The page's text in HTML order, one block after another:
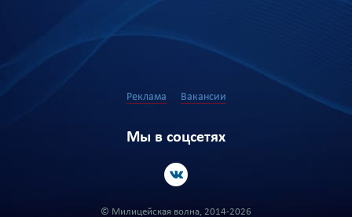
Реклама Вакансии
Мы в соцсетях
© Милицейская волна, 2014-2026